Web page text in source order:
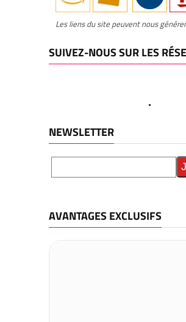
Les liens du site peuvent nous
SUIVEZ-NOUS SUR LES
NEWSLETTER
AVANTAGES EXCLUSIFS